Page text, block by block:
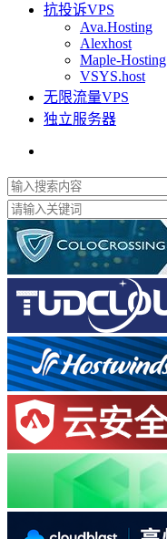
抗投诉VPS
Ava.Hosting
Alexhost
Maple-Hosting
VSYS.host
无限流量VPS
独立服务器